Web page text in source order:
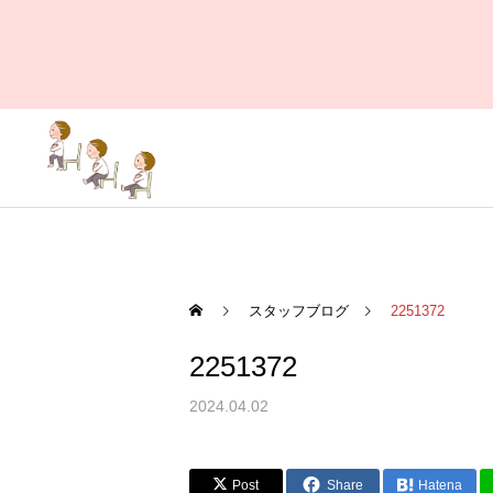
スタッフブログ 2251372
2251372
2024.04.02
Post Share Hatena